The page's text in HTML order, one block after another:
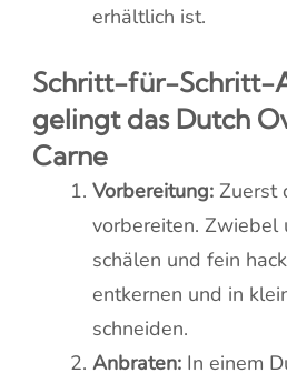
erhältlich ist.
Schritt-für-Schritt-
gelingt das Dutch
Carne
Vorbereitung: Zuerst
vorbereiten. Zwiebel
schälen und fein
entkernen und in
schneiden.
Anbraten: In einem